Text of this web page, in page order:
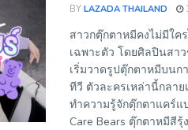
BY LAZADA THAILAND
สาวกตุ๊กตาหมีคงไม่มีใค
เฉพาะตัว โดยศิลปินสา
เริ่มวาดรูปตุ๊กตาหมีบนก
ทีวี ตัวละครเหล่านี้กลา
ทำความรู้จักตุ๊กตาแคร์แ
Care Bears ตุ๊กตาหมีสี